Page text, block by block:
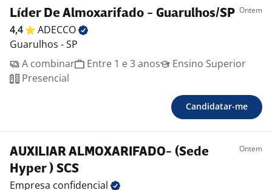
Líder De Almoxarifado - Guarulhos/SP Ontem
4,4
ADECCO
Guarulhos - SP
A combinar
Entre 1 e 3 anos
Ensino Superior
Presencial
Candidatar-me
AUXILIAR ALMOXARIFADO- (Sede
Hyper ) SCS
Ontem
Empresa confidencial